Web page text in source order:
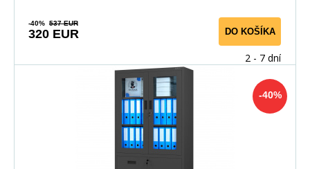
-40% 537 EUR
320 EUR DO KOŠÍKA
2 - 7 dní
-40%